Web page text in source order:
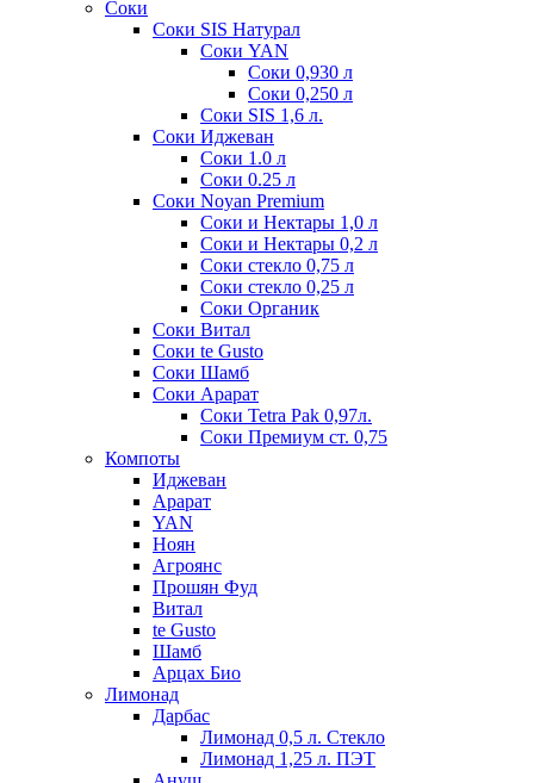
Соки
Соки SIS Натурал
Соки YAN
Соки 0,930 л
Соки 0,250 л
Соки SIS 1,6 л.
Соки Иджеван
Соки 1.0 л
Соки 0.25 л
Соки Noyan Premium
Соки и Нектары 1,0 л
Соки и Нектары 0,2 л
Соки стекло 0,75 л
Соки стекло 0,25 л
Соки Органик
Соки Витал
Соки te Gusto
Соки Шамб
Соки Арарат
Соки Tetra Pak 0,97л.
Соки Премиум ст. 0,75
Компоты
Иджеван
Арарат
YAN
Ноян
Агроянс
Прошян Фуд
Витал
te Gusto
Шамб
Арцах Био
Лимонад
Дарбас
Лимонад 0,5 л. Стекло
Лимонад 1,25 л. ПЭТ